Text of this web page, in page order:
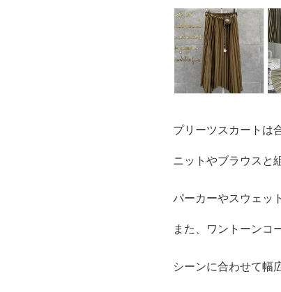
プリーツスカートは
ニットやブラウスと
パーカーやスウェッ
また、ワントーンコ
シーンに合わせて幅